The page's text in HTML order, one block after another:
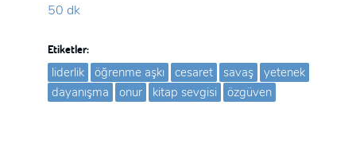
50 dk
Etiketler:
liderlik öğrenme aşkı cesaret savaş
yetenek
dayanışma
onur kitap sevgisi özgüven